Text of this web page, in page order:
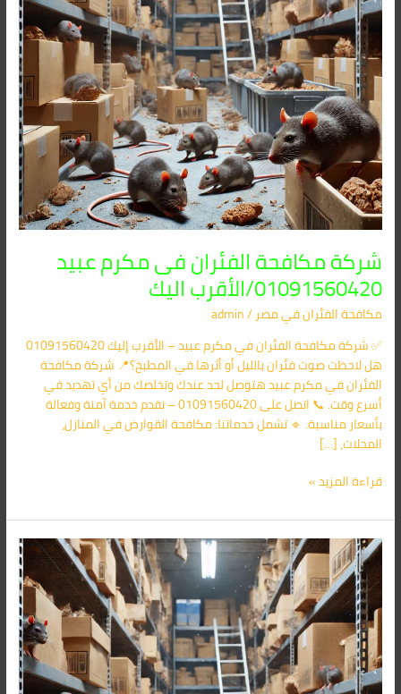
شركة مكافحة الفئران فى مكرم عبيد
01091560420/الأقرب اليك
مكافحة الفئران​ في مصر/
admin
✅ شركة مكافحة الفئران في مكرم عبيد – الأقرب إليك 01091560420
هل لاحظت صوت فئران بالليل أو أثرها في المطبخ؟📍 شركة مكافحة
الفئران في مكرم عبيد هتوصل لحد عندك وتخلصك من أي تهديد في
أسرع وقت. 📞 اتصل على 01091560420 – نقدم خدمة آمنة وفعالة
بأسعار مناسبة. 🔹 تشمل خدماتنا: مكافحة القوارض في المنازل،
المحلات، […]
الأقرب
اليك
قراءة المزيد »
شركة
مكافحة
الفئران
فى
عباس
العقاد
01091560420/
الأقرب